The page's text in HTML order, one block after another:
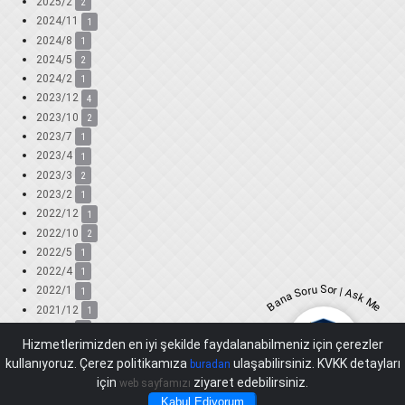
Hizmetlerimizden en iyi şekilde faydalanabilmeniz için çerezler
kullanıyoruz. Çerez politikamıza buradan ulaşabilirsiniz. KVKK detayları
için web sayfamızı ziyaret edebilirsiniz.
Kabul Ediyorum
2
2024/11 1
2024/8 1
2024/5 2
2024/2 1
2023/12 4
2023/10 2
2023/7 1
2023/4 1
2023/3 2
2023/2 1
2022/12 1
2022/10 2
2022/5 1
2022/4 1
2022/1 1
2021/12 1
2021/8 1
2021/6 2
Bana Soru Sor | Ask Me